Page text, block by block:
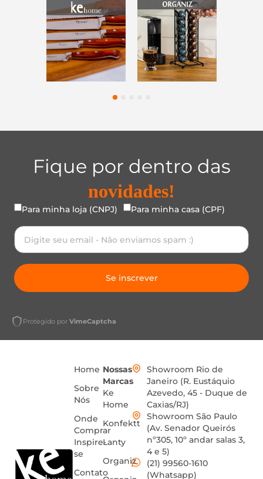
45
Fique por dentro das
novidades!
Para minha loja (CNPJ) Para minha casa (CPF)
Se inscrever
Protegido por VimeCaptcha
Home
Sobre
Nós
Onde
Comprar
Inspire-
se
Contato
Nossas
Marcas
Ke
Home
Konfektt
Lanty
Organiz
Showroom Rio de
Janeiro (R. Eustáquio
Azevedo, 45 - Duque de
Caxias/RJ)
Showroom São Paulo
(Av. Senador Queirós
nº305, 10º andar salas 3,
4 e 5)
(21) 99560-1610
(Whatsapp)